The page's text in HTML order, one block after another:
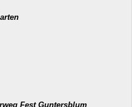
Fest Guntersblum